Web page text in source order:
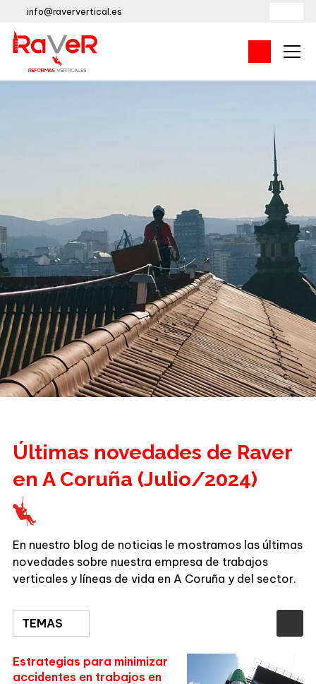
info@raververtical.es
Últimas novedades de Raver
en A Coruña (Julio/2024)
En nuestro blog de noticias le mostramos las últimas
novedades sobre nuestra empresa de trabajos
verticales y líneas de vida en A Coruña y del sector.
TEMAS
Estrategias para minimizar
accidentes en trabajos en